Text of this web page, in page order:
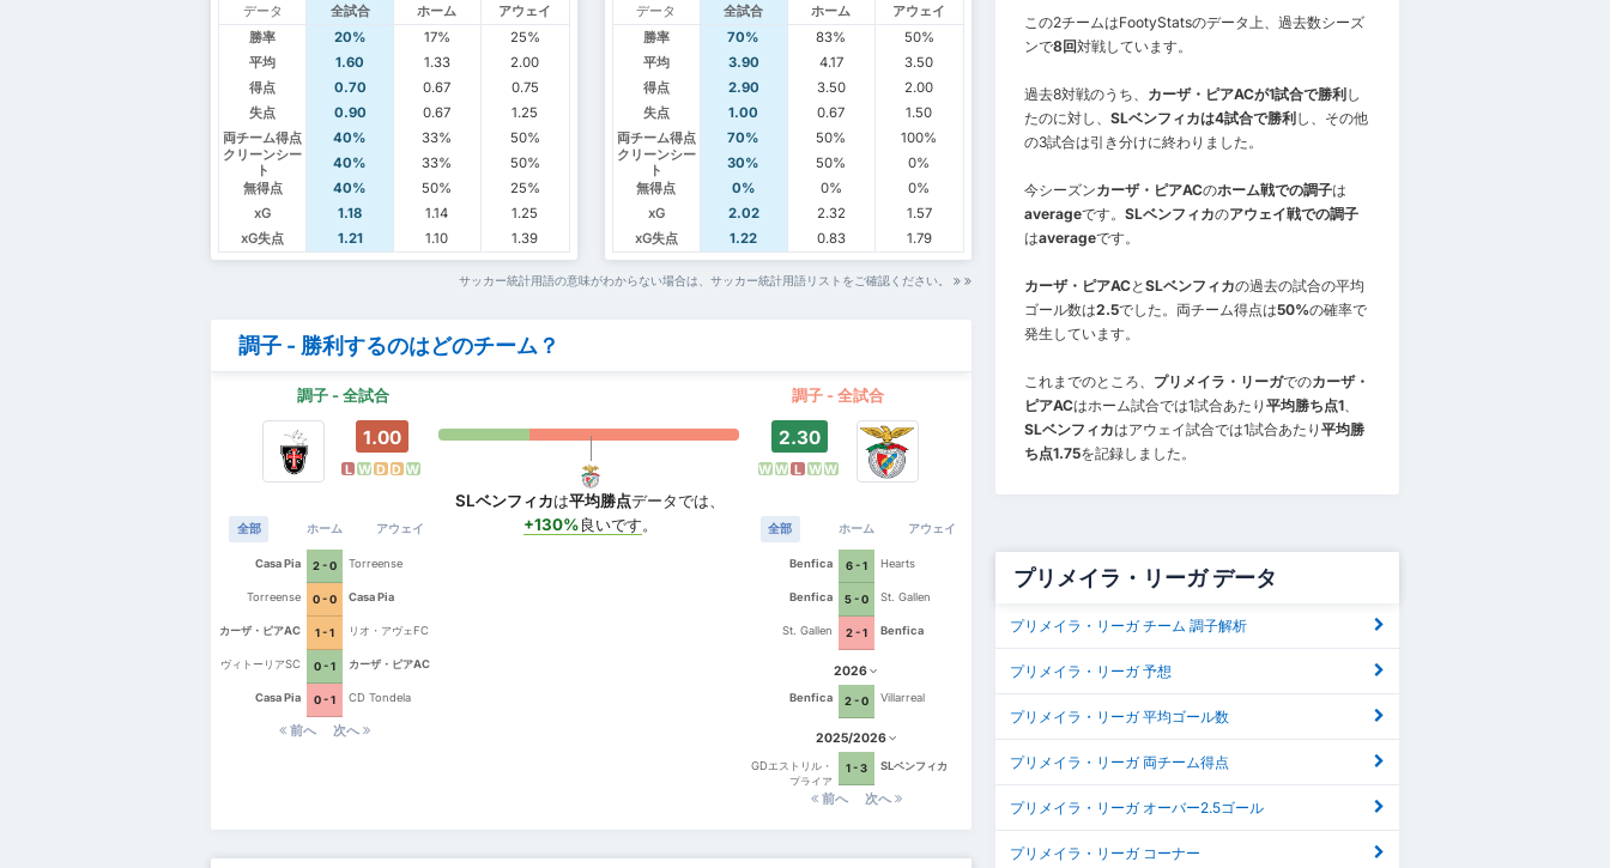
データ 全試合 ホーム
アウェイ
勝率
20% 17%
25%
平均
1.60 1.33
2.00
得点
0.70 0.67
0.75
失点
0.90 0.67
1.25
両チーム得点
40% 33%
50%
クリーンシー
ト
40% 33%
50%
無得点
40% 50%
25%
xG
1.18 1.14
1.25
xG失点
1.21 1.10 1.39
データ 全試合 ホーム
アウェイ
勝率
70% 83%
50%
平均
3.90 4.17
3.50
得点
2.90 3.50
2.00
失点
1.00 0.67
1.50
両チーム得点
70% 50%
100%
クリーンシー
ト
30% 50%
0%
無得点
0% 0%
0%
xG
2.02 2.32
1.57
xG失点
1.22 0.83 1.79
サッカー統計用語の意味がわからない場合は、サッカー統計用語リストをご確認ください。
調子 - 勝利するのはどのチーム？
調子 - 全試合 調子 - 全試合
1.00
L W D D W
全部 ホーム アウェイ
Casa Pia 2 - 0 Torreense
Torreense 0 - 0 Casa Pia
カーザ・ピアAC 1 - 1 リオ・アヴェFC
ヴィトーリアSC 0 - 1 カーザ・ピアAC
Casa Pia 0 - 1 CD Tondela
前へ 次へ
SLベンフィカは平均勝点データでは、
+130%良いです。
2.30
W W L W W
全部 ホーム アウェイ
Benfica 6 - 1 Hearts
Benfica 5 - 0 St. Gallen
St. Gallen 2 - 1 Benfica
2026
Benfica 2 - 0 Villarreal
2025/2026
GDエストリル・
プライア
1 - 3 SLベンフィカ
前へ 次へ
この2チームはFootyStatsのデータ上、過去数シーズ
ンで8回対戦しています。
過去8対戦のうち、 カーザ・ピアACが1試合で勝利 し
たのに対し、 SLベンフィカは4試合で勝利 し、その他
の3試合は引き分けに終わりました。
今シーズンカーザ・ピアACのホーム戦での調子は
averageです。 SLベンフィカのアウェイ戦での調子
はaverageです。
カーザ・ピアACと SLベンフィカの過去の試合の平均
ゴール数は2.5でした。両チーム得点は50%の確率で
発生しています。
これまでのところ、 プリメイラ・リーガでのカーザ・
ピアACはホーム試合では1試合あたり 平均勝ち点1、
SLベンフィカはアウェイ試合では1試合あたり 平均勝
ち点1.75を記録しました。
プリメイラ・リーガ データ
プリメイラ・リーガ チーム 調子解析
プリメイラ・リーガ 予想
プリメイラ・リーガ 平均ゴール数
プリメイラ・リーガ 両チーム得点
プリメイラ・リーガ オーバー2.5ゴール
プリメイラ・リーガ コーナー